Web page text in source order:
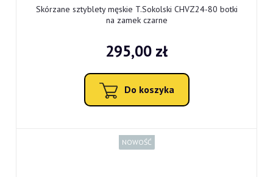
Skórzane sztyblety męskie T.Sokolski CHVZ24-80 botki
na zamek czarne
295,00 zł
Do koszyka
NOWOŚĆ